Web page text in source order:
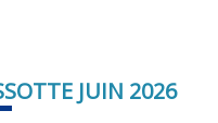
JUIN 2026